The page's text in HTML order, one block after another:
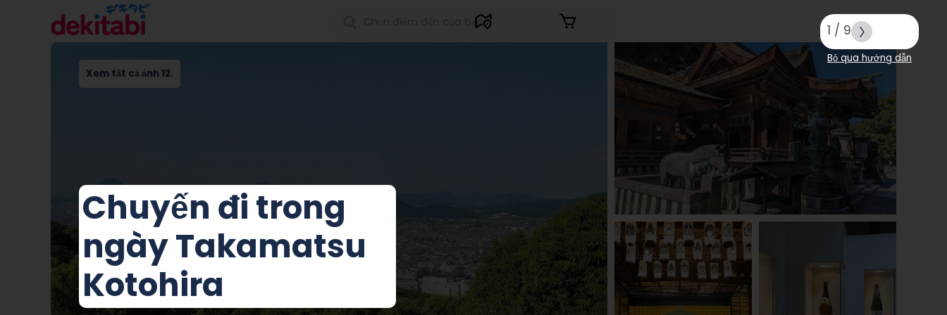
Xem tất cả ảnh 12.
Chuyến đi trong
ngày Takamatsu
Kotohira
1 / 9
Bỏ qua hướng dẫn